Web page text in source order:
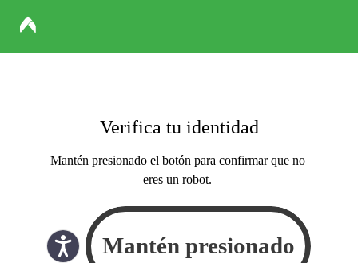
Verifica tu identidad
Mantén presionado el botón para confirmar que no
eres un robot.